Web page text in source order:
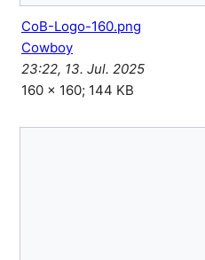
CoB-Logo-160.png
Cowboy
23:22, 13. Jul. 2025
160 × 160; 144 KB